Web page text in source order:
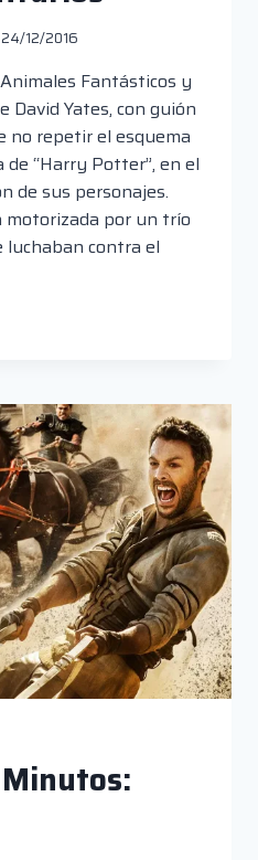
24/12/2016
Fantásticos y
David Yates, con guión
no repetir el esquema
“Harry Potter”, en el
de sus personajes.
por un trío
luchaban contra el